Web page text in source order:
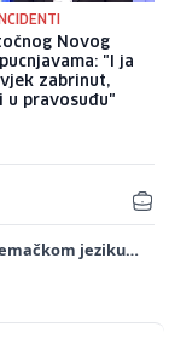
Novog
"I ja
zabrinut,
u pravosuđu"
jeziku